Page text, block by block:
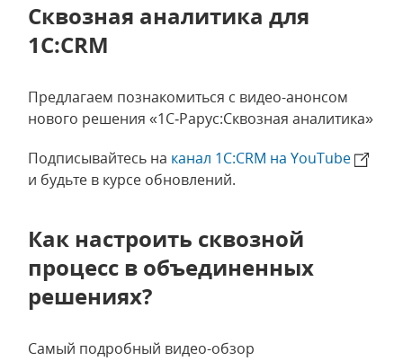
Сквозная аналитика для
1С:CRM
Предлагаем познакомиться с видео-анонсом
нового решения «1С‑Рарус:Сквозная аналитика»
Подписывайтесь на канал 1С:CRM на YouTube
и будьте в курсе обновлений.
Как настроить сквозной
процесс в объединенных
решениях?
Самый подробный видео-обзор